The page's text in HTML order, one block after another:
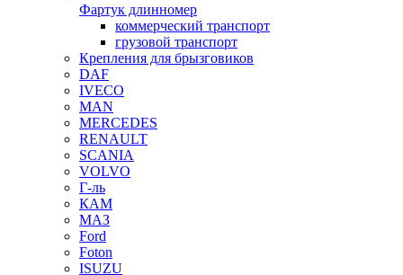
Фартук длинномер
коммерческий транспорт
грузовой транспорт
Крепления для брызговиков
DAF
IVECO
MAN
MERCEDES
RENAULT
SCANIA
VOLVO
Г-ль
КАМ
МАЗ
Ford
Foton
ISUZU